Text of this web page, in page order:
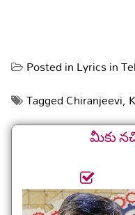
Posted inLyrics in
TaggedChiranjeevi,
మీకు